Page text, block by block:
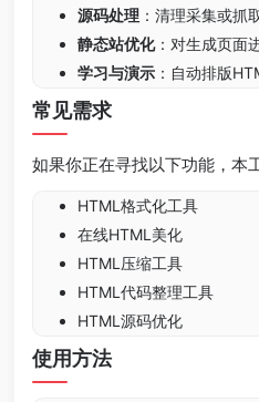
源码处理 ：清理采集或抓
静态站优化：对生成页面
学习与演示 ：自动排版
常见需求
如果你正在寻找以下功能，本
HTML格式化工具
在线HTML美化
HTML压缩工具
HTML代码整理工具
HTML源码优化
使用方法